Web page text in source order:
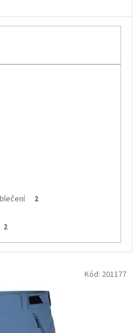
2
2
Kód: 201177